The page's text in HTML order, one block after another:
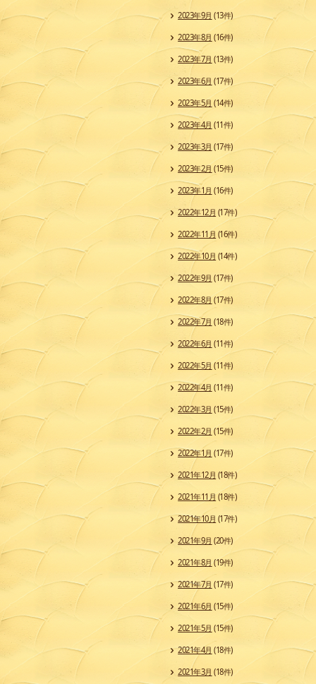
2023年9月 (13件)
2023年8月 (16件)
2023年7月 (13件)
2023年6月 (17件)
2023年5月 (14件)
2023年4月 (11件)
2023年3月 (17件)
2023年2月 (15件)
2023年1月 (16件)
2022年12月 (17件)
2022年11月 (16件)
2022年10月 (14件)
2022年9月 (17件)
2022年8月 (17件)
2022年7月 (18件)
2022年6月 (11件)
2022年5月(11件)
2022年4月 (11件)
2022年3月 (15件)
2022年2月 (15件)
2022年1月 (17件)
2021年12月 (18件)
2021年11月(18件)
2021年10月 (17件)
2021年9月 (20件)
2021年8月 (19件)
2021年7月 (17件)
2021年6月 (15件)
2021年5月 (15件)
2021年4月 (18件)
2021年3月 (18件)